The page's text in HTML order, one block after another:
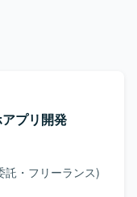
プリ開発
託・フリーランス)